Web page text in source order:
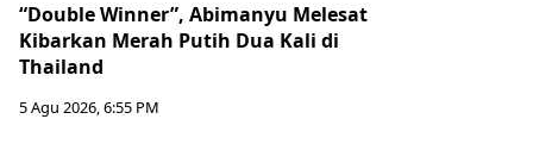
“Double Winner”, Abimanyu Melesat
Kibarkan Merah Putih Dua Kali di
Thailand
5 Agu 2026, 6:55 PM